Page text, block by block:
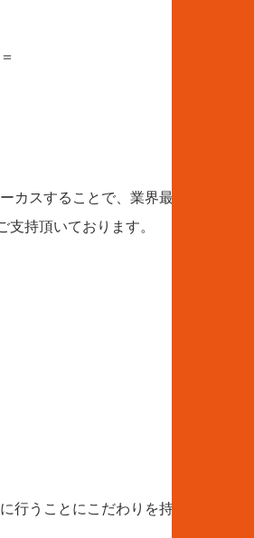
カスすることで、業界最安値級でのサ
持頂いております。
行うことにこだわりを持っており、重